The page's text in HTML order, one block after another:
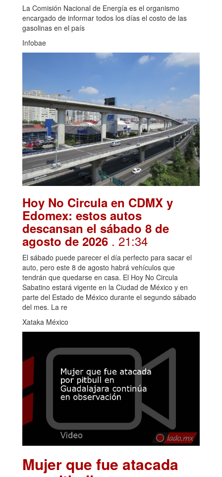
La Comisión Nacional de Energía es el organismo
encargado de informar todos los días el costo de las
gasolinas en el país
Infobae
Hoy No Circula en CDMX y
Edomex: estos autos
descansan el sábado 8 de
agosto de 2026 . 21:34
El sábado puede parecer el día perfecto para sacar el
auto, pero este 8 de agosto habrá vehículos que
tendrán que quedarse en casa. El Hoy No Circula
Sabatino estará vigente en la Ciudad de México y en
parte del Estado de México durante el segundo sábado
del mes. La re
Xataka México
Mujer que fue atacada